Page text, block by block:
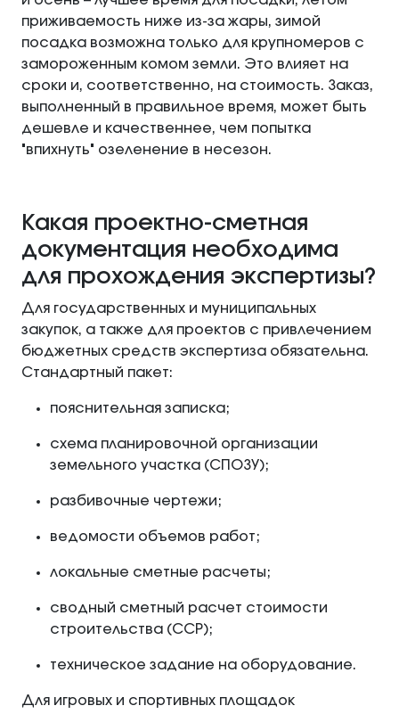
приживаемость ниже из-за жары, зимой
посадка возможна только для крупномеров с
замороженным комом земли. Это влияет на
сроки и, соответственно, на стоимость. Заказ,
выполненный в правильное время, может быть
дешевле и качественнее, чем попытка
"впихнуть" озеленение в несезон.
Какая проектно-сметная
документация необходима
для прохождения экспертизы?
Для государственных и муниципальных
закупок, а также для проектов с привлечением
бюджетных средств экспертиза обязательна.
Стандартный пакет:
пояснительная записка;
схема планировочной организации
земельного участка (СПОЗУ);
разбивочные чертежи;
ведомости объемов работ;
локальные сметные расчеты;
сводный сметный расчет стоимости
строительства (ССР);
техническое задание на оборудование.
Для игровых и спортивных площадок